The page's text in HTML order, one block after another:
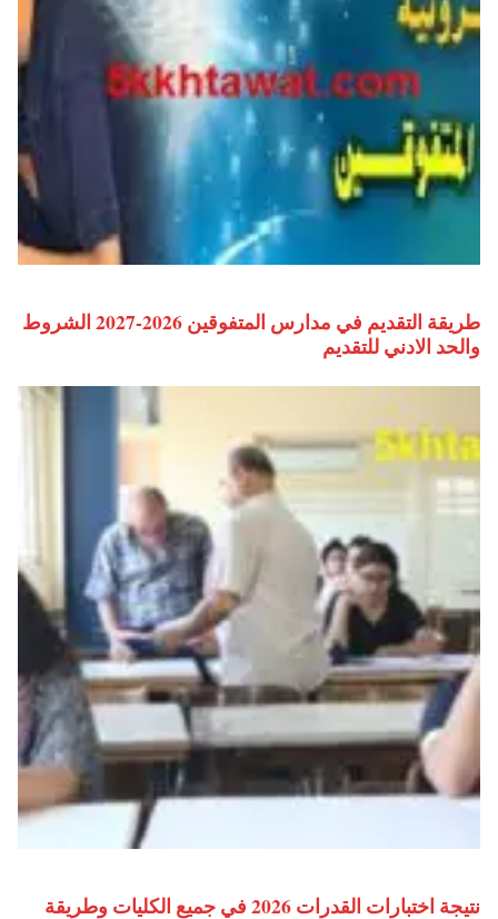
طريقة التقديم في مدارس المتفوقين 2026-2027 الشروط
والحد الادني للتقديم
نتيجة اختبارات القدرات 2026 في جميع الكليات وطريقة